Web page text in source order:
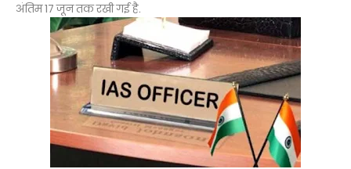
अंतिम 17 जून तक रखी गई है.